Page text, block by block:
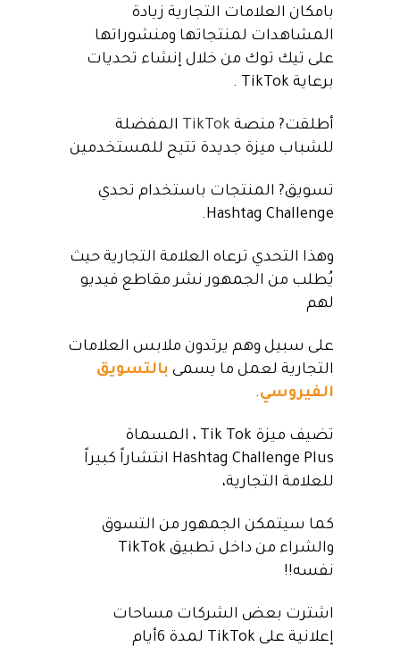
بامكان العلامات التجارية زيادة
المشاهدات لمنتجاتها ومنشوراتها
على تيك توك من خلال إنشاء تحديات
برعاية TikTok .
أطلقت? منصة TikTok المفضلة
للشباب ميزة جديدة تتيح للمستخدمين
تسويق?️ المنتجات باستخدام تحدي
Hashtag Challenge.
وهذا التحدي ترعاه العلامة التجارية حيث
يُطلب من الجمهور نشر مقاطع فيديو
لهم
على سبيل وهم يرتدون ملابس العلامات
التجارية لعمل ما يسمى بالتسويق
الفيروسي.
تضيف ميزة Tik Tok ، المسماة
Hashtag Challenge Plus انتشاراً كبيراً
للعلامة التجارية،
كما سيتمكن الجمهور من التسوق
والشراء من داخل تطبيق TikTok
نفسه!!
اشترت بعض الشركات مساحات
إعلانية على TikTok لمدة 6أيام